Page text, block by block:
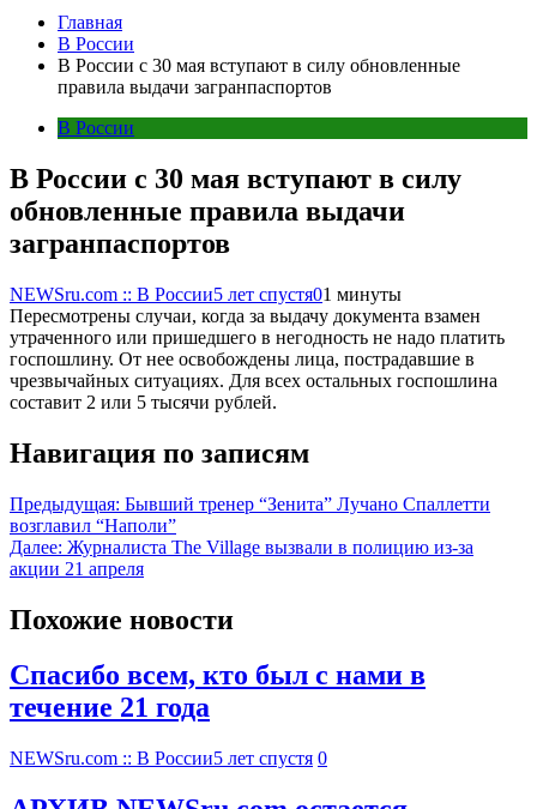
Главная
В России
В России с 30 мая вступают в силу обновленные
правила выдачи загранпаспортов
В России
В России с 30 мая вступают в силу
обновленные правила выдачи
загранпаспортов
NEWSru.com :: В России5 лет спустя01 минуты
Пересмотрены случаи, когда за выдачу документа взамен
утраченного или пришедшего в негодность не надо платить
госпошлину. От нее освобождены лица, пострадавшие в
чрезвычайных ситуациях. Для всех остальных госпошлина
составит 2 или 5 тысячи рублей.
Навигация по записям
Предыдущая: Бывший тренер “Зенита” Лучано Спаллетти
возглавил “Наполи”
Далее: Журналиста The Village вызвали в полицию из-за
акции 21 апреля
Похожие новости
Спасибо всем, кто был с нами в
течение 21 года
NEWSru.com :: В России5 лет спустя 0